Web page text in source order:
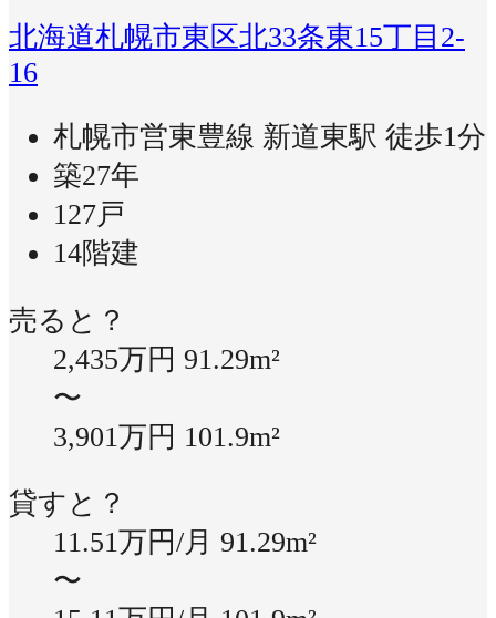
北海道札幌市東区北33条東15丁目2-
16
札幌市営東豊線 新道東駅 徒歩1分
築27年
127戸
14階建
売ると？
2,435万円 91.29m²
〜
3,901万円 101.9m²
貸すと？
11.51万円/月 91.29m²
〜